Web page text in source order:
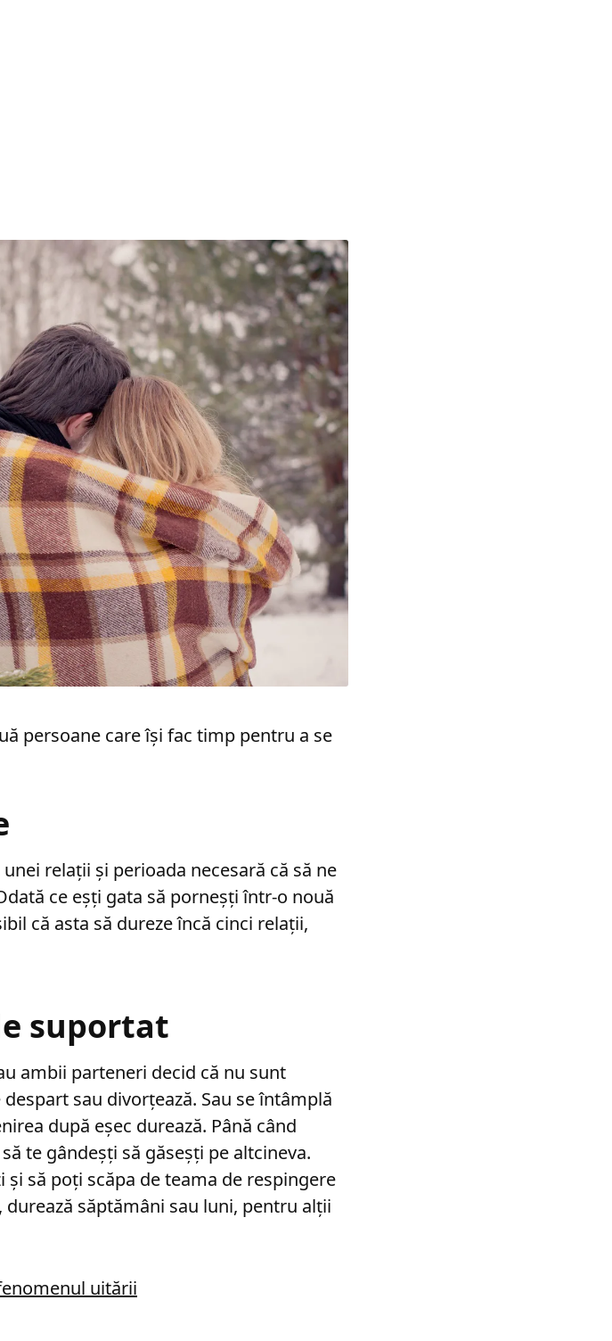
persoane care își fac timp pentru a se
relații și perioada necesară că să ne
ce eșți gata să porneșți într-o nouă
că asta să dureze încă cinci relații,
suportat
ambii parteneri decid că nu sunt
sau divorțează. Sau se întâmplă
după eșec durează. Până când
te gândeșți să găseșți pe altcineva.
să poți scăpa de teama de respingere
săptămâni sau luni, pentru alții
uitării